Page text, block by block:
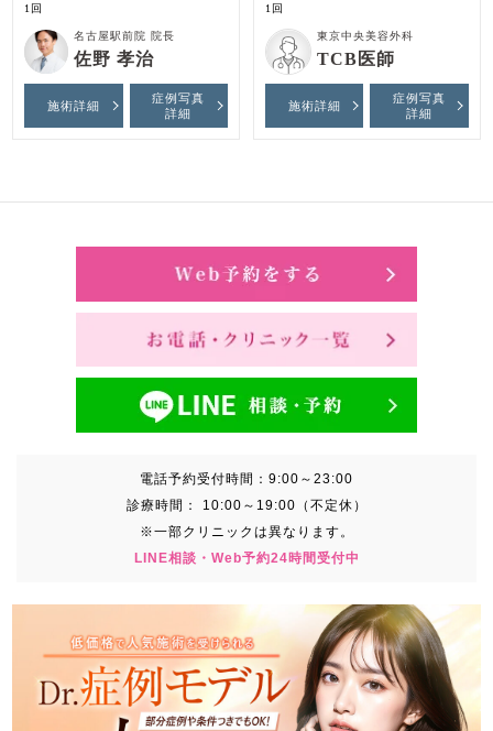
1回
名古屋駅前院 院長
佐野 孝治
施術詳細
症例写真
詳細
1回
東京中央美容外科
TCB医師
施術詳細
症例写真
詳細
電話予約受付時間： 9:00～23:00
診療時間：
10:00～19:00（不定休）
※一部クリニックは異なります。
LINE相談・Web予約24時間受付中